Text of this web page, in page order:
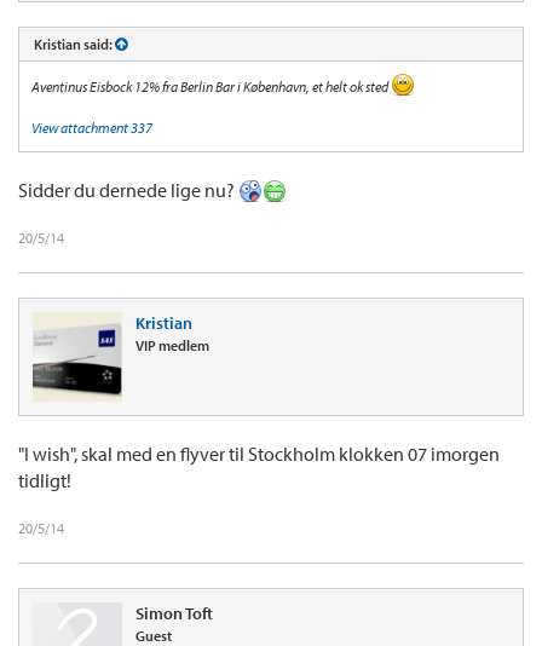
Kristian said:
Aventinus Eisbock 12% fra Berlin Bar i København, et helt ok sted
View attachment 337
Sidder du dernede lige nu?
20/5/14
Kristian
VIP medlem
"I wish", skal med en flyver til Stockholm klokken 07 imorgen
tidligt!
20/5/14
Simon Toft
Guest